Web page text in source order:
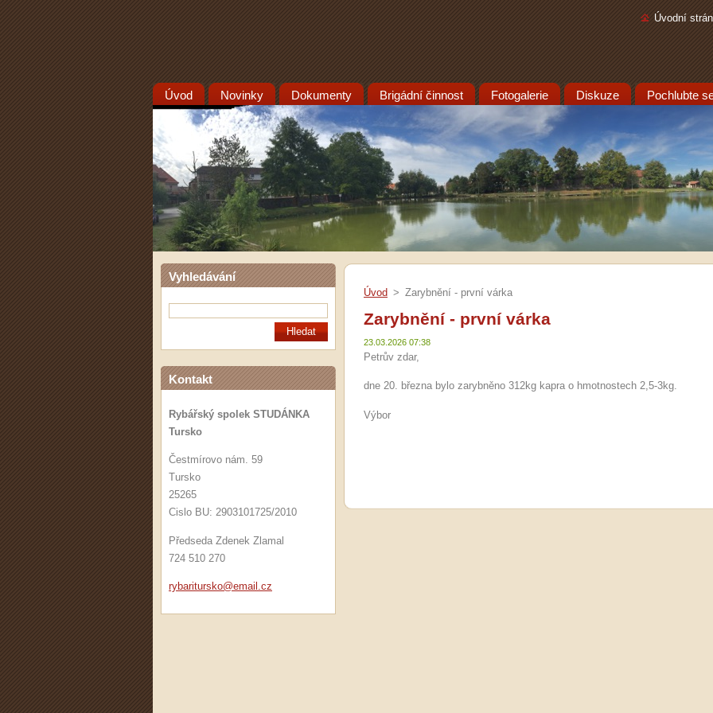
Úvodní
Úvod Novinky Dokumenty Brigádní činnost Fotogalerie Diskuze Pochlubte
Vyhledávání
Kontakt
Rybářský spolek STUDÁNKA
Tursko
Čestmírovo nám. 59
Tursko
25265
Cislo BU: 2903101725/2010
Předseda Zdenek Zlamal
724 510 270
rybaritursko@email.cz
Úvod > Zarybnění - první várka
Zarybnění - první várka
23.03.2026 07:38
Petrův zdar,
dne 20. března bylo zarybněno 312kg kapra o hmotnostech 2,5-3kg.
Výbor